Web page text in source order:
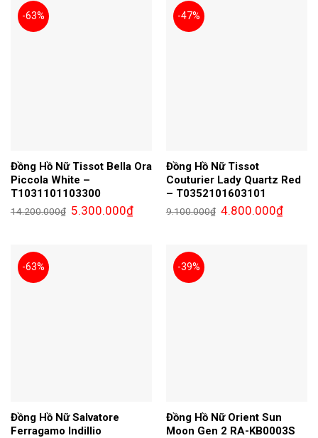
-63%
Đồng Hồ Nữ Tissot Bella Ora
Piccola White –
T1031101103300
14.200.000₫ Giá
gốc
5.300.000₫Giá
hiện
-47%
Đồng Hồ Nữ Tissot
Couturier Lady Quartz Red
– T0352101603101
9.100.000₫ Giá
gốc
4.800.000₫Giá
hiện
-63%
Đồng Hồ Nữ Salvatore
Ferragamo Indillio
-39%
Đồng Hồ Nữ Orient Sun
Moon Gen 2 RA-KB0003S